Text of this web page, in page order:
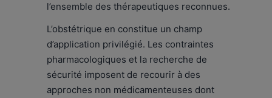
l’ensemble des thérapeutiques reconnues.
L’obstétrique en constitue un champ
d’application privilégié. Les contraintes
pharmacologiques et la recherche de
sécurité imposent de recourir à des
approches non médicamenteuses dont